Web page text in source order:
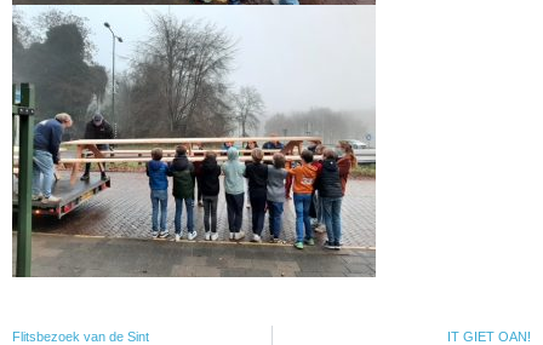
Flitsbezoek van de Sint IT GIET OAN!